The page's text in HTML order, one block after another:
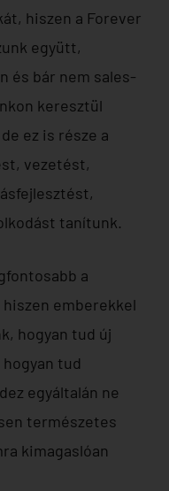
hiszen a Forever
együtt,
és bár nem sales-
keresztül
ez is része a
vezetést,
tanítunk.
a
emberekkel
hogyan tud új
tud
egyáltalán ne
természetes
kimagaslóan